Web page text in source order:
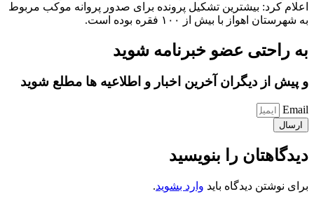
اعلام کرد: بیشترین تشکیل پرونده برای صدور پروانه موکب مربوط
به شهرستان اهواز با بیش از ۱۰۰ فقره بوده است.
به راحتی عضو خبرنامه شوید
و پیش از دیگران آخرین اخبار و اطلاعیه ها مطلع شوید
Email
ارسال
دیدگاهتان را بنویسید
برای نوشتن دیدگاه باید وارد بشوید.